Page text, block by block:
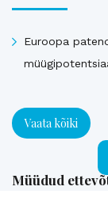
Euroopa
Vaata kõiki
Müüdud